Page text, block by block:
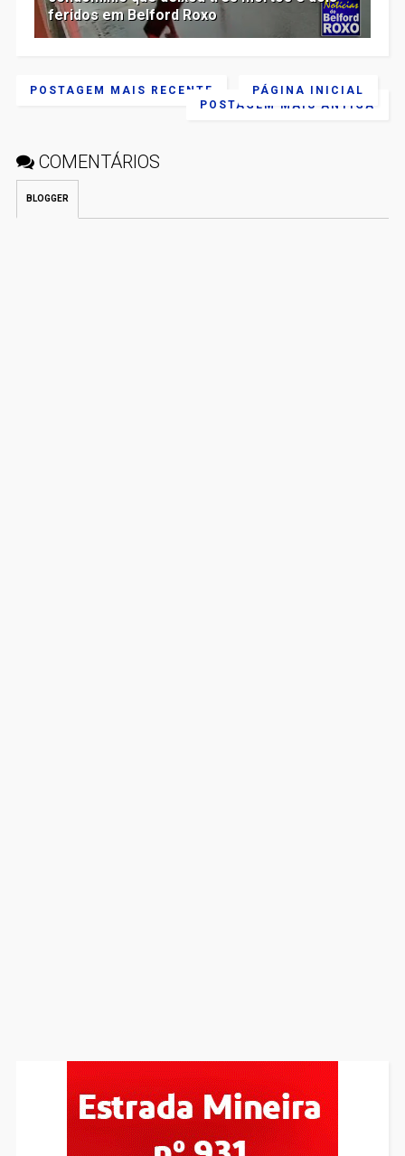
feridos em Belford Roxo
POSTAGEM MAIS RECENTE
POSTAGEM MAIS ANTIGA
PÁGINA INICIAL
COMENTÁRIOS
BLOGGER